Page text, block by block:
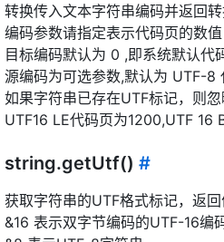
转换传入文本字符串编码并返回
编码参数请指定表示代码页的数
目标编码默认为 0 ,即系统默认代
源编码为可选参数,默认为 UTF-8
如果字符串已存在UTF标记，则
UTF16 LE代码页为1200,UTF 16
string.getUtf() #
获取字符串的UTF格式标记，返
&16 表示双字节编码的UTF-16编